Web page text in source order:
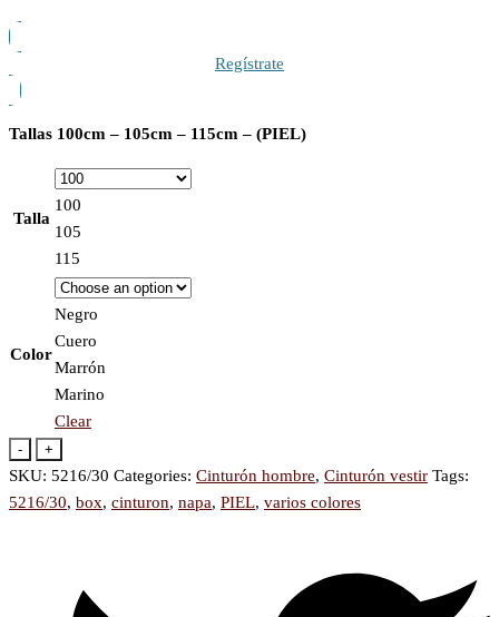
Regístrate
Tallas 100cm – 105cm – 115cm – (PIEL)
Talla
100
105
115
Color
Negro
Cuero
Marrón
Marino
Clear
- +
SKU: 5216/30 Categories: Cinturón hombre, Cinturón vestir Tags:
5216/30, box, cinturon, napa, PIEL, varios colores